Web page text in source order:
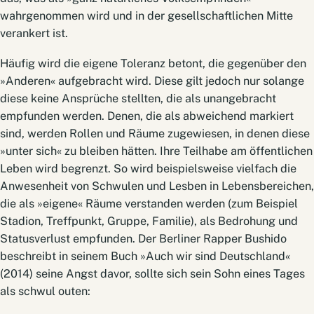
wahrgenommen wird und in der gesellschaftlichen Mitte
verankert ist.
Häufig wird die eigene Toleranz betont, die gegenüber den
»Anderen« aufgebracht wird. Diese gilt jedoch nur solange
diese keine Ansprüche stellten, die als unangebracht
empfunden werden. Denen, die als abweichend markiert
sind, werden Rollen und Räume zugewiesen, in denen diese
»unter sich« zu bleiben hätten. Ihre Teilhabe am öffentlichen
Leben wird begrenzt. So wird beispielsweise vielfach die
Anwesenheit von Schwulen und Lesben in Lebensbereichen,
die als »eigene« Räume verstanden werden (zum Beispiel
Stadion, Treffpunkt, Gruppe, Familie), als Bedrohung und
Statusverlust empfunden. Der Berliner Rapper Bushido
beschreibt in ­seinem Buch »Auch wir sind Deutschland«
(2014) seine Angst davor, sollte sich sein Sohn eines Tages
als schwul outen: